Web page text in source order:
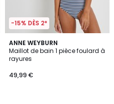
-15% DÈS 2*
ANNE WEYBURN
Maillot de bain 1 pièce foulard à
rayures
49,99 €
4,4
/ 5